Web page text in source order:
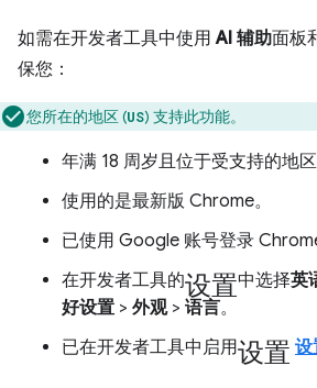
如需在开发者工具中使用AI 辅助面板
保您：
您所在的地区 (US) 支持此功能。
年满 18 周岁且位于受支持的地区
使用的是最新版 Chrome。
已使用 Google 账号登录 Chrome
在开发者工具的设置中选择英
好设置 > 外观> 语言。
已在开发者工具中启用设置 设